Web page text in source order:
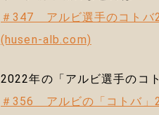
＃347 アルビ選手のコトバ
(husen-alb.com)
2022年の「アルビ選手のコ
＃356 アルビの「コトバ」